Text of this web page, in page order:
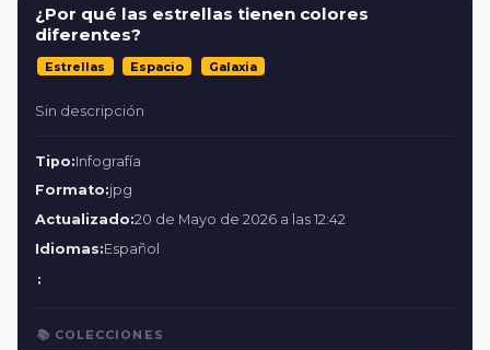
¿Por qué las estrellas tienen colores
diferentes?
Estrellas Espacio Galaxia
Sin descripción
Tipo:Infografía
Formato:jpg
Actualizado:20 de Mayo de 2026 a las 12:42
Idiomas:Español
:
📚 COLECCIONES